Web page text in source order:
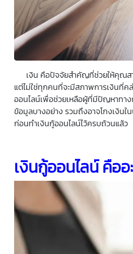
เงิน คือปัจจัยสำคัญที่ช่วยให้คุณสา
แต่ไม่ใช่ทุกคนที่จะมีสภาพการเงินที่ค
ออนไลน์เพื่อช่วยเหลือผู้ที่มีปัญหาทาง
ข้อมูลบางอย่าง รวมถึงอาจโกงเงิน
ก่อนทำเงินกู้ออนไลน์ไว้ครบถ้วนแล้ว
เงินกู้ออนไลน์ คืออ